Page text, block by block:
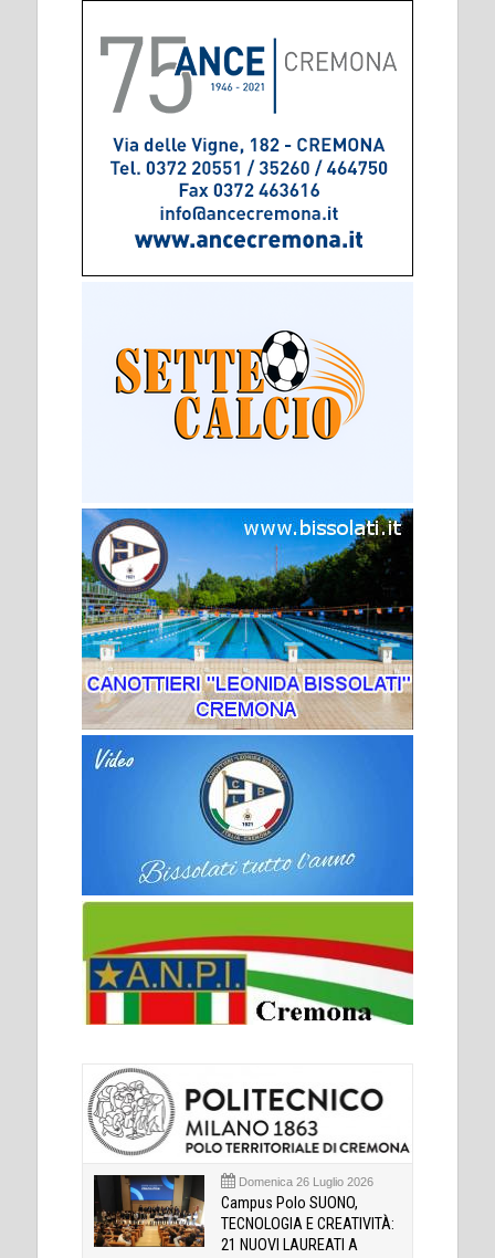
Domenica 26 Luglio 2026
Campus Polo SUONO,
TECNOLOGIA E CREATIVITÀ:
21 NUOVI LAUREATI A